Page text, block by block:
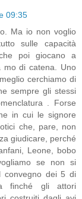
09:35
Ma io non voglio
sulle capacità
poi giocano a
mo di catena. Uno
cerchiamo di
sempre gli stessi
. Forse
in cui le signore
che, pare, non
giudicare, perché
Leone, bobo
se non si
convegno dei 5 di
finché gli attori